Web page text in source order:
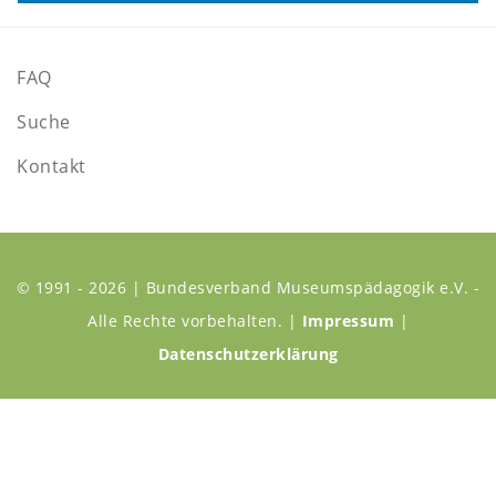
FAQ
Suche
Kontakt
© 1991 - 2026 | Bundesverband Museumspädagogik e.V. -
Alle Rechte vorbehalten. | Impressum |
Datenschutzerklärung